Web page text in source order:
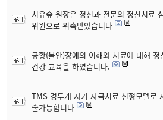
치유숲 원장은 정신과 전문의 정신치료
위원으로 위촉받았습니다
공황(불안)장애의 이해와 치료에 대해 정
건강 교육을 하였습니다.
TMS 경두개 자기 자극치료 신형모델로
술가능합니다